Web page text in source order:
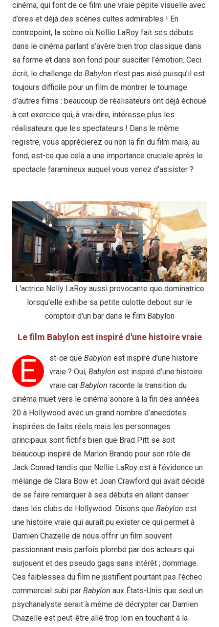
cinéma, qui font de ce film une vraie pépite visuelle avec
d’ores et déjà des scènes cultes admirables ! En
contrepoint, la scène où Nellie LaRoy fait ses débuts
dans le cinéma parlant s’avère bien trop classique dans
sa forme et dans son fond pour susciter l’émotion. Ceci
écrit, le challenge de Babylon n’est pas aisé puisqu’il est
toujours difficile pour un film de montrer le tournage
d’autres films : beaucoup de réalisateurs ont déjà échoué
à cet exercice qui, à vrai dire, intéresse plus les
réalisateurs que les spectateurs ! Dans le même
registre, vous apprécierez ou non la fin du film mais, au
fond, est-ce que cela a une importance cruciale après le
spectacle faramineux auquel vous venez d’assister ?
L'actrice Nelly LaRoy aussi provocante que dominatrice
lorsqu'elle exhibe sa petite culotte debout sur le
comptoir d'un bar dans le film Babylon
Le film Babylon est inspiré d'une histoire vraie
E st-ce que Babylon est inspiré d’une histoire
vraie ? Oui, Babylon est inspiré d’une histoire
vraie car Babylon raconte la transition du
cinéma muet vers le cinéma sonore à la fin des années
20 à Hollywood avec un grand nombre d’anecdotes
inspirées de faits réels mais les personnages
principaux sont fictifs bien que Brad Pitt se soit
beaucoup inspiré de Marlon Brando pour son rôle de
Jack Conrad tandis que Nellie LaRoy est à l’évidence un
mélange de Clara Bow et Joan Crawford qui avait décidé
de se faire remarquer à ses débuts en allant danser
dans les clubs de Hollywood. Disons que Babylon est
une histoire vraie qui aurait pu exister ce qui permet à
Damien Chazelle de nous offrir un film souvent
passionnant mais parfois plombé par des acteurs qui
surjouent et des pseudo gags sans intérêt ; dommage.
Ces faiblesses du film ne justifient pourtant pas l’échec
commercial subi par Babylon aux États-Unis que seul un
psychanalyste serait à même de décrypter car Damien
Chazelle est peut-être allé trop loin en touchant à la